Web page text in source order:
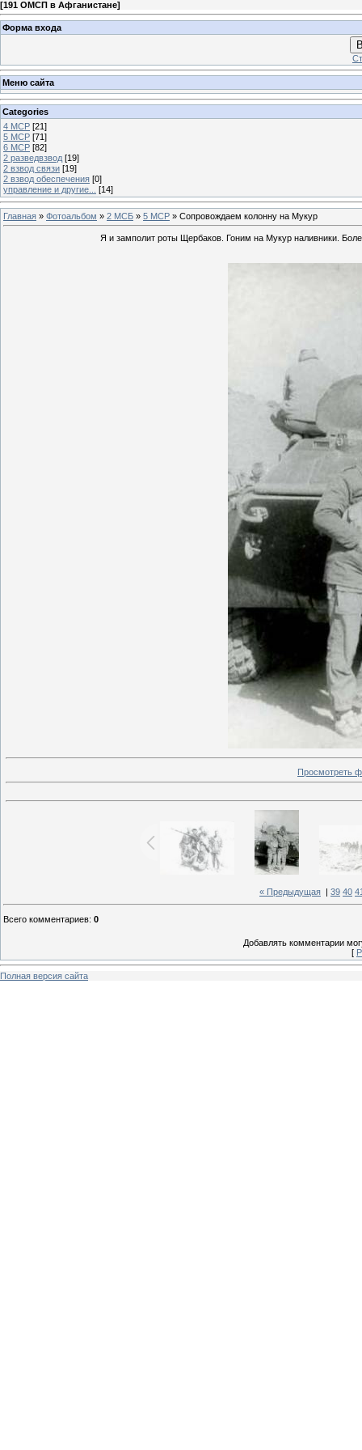
[191 ОМСП в Афганистане]
Форма входа
Меню сайта
Categories
4 МСР [21]
5 МСР [71]
6 МСР [82]
2 разведвзвод [19]
2 взвод связи [19]
2 взвод обеспечения [0]
управление и другие...
[14]
Главная » Фотоальбом » 2 МСБ » 5 МСР » Сопровождаем колонну на Мукур
Я и замполит роты Щербаков. Гоним на Мукур наливники.
Просмотреть
« Предыдущая 39 40
Всего комментариев: 0
Добавлять комментарии
[
Полная версия сайта